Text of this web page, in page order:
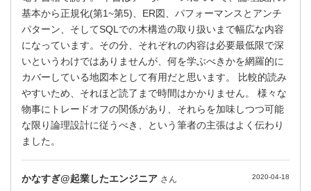
基本から正規化(第1~第5)、ER図、パフォーマンスとアンチ
パターン、そしてSQLでの木構造の取り扱いまで幅広な内容
になっています。その分、それぞれの内容は必要最低限で深
いというわけではありませんが、何を学ぶべきかを網羅的に
カバーしている地図本として有用だと思います。 比較的読み
やすいため、それほど読了まで時間はかかりません。 様々な
物事にトレードオフの関係があり、それらを加味しつつ可能
な限り論理設計に従うべき、という筆者の主張はよく伝わり
ました。
かなすぎ@起業したエンジニア さん 2020-04-18